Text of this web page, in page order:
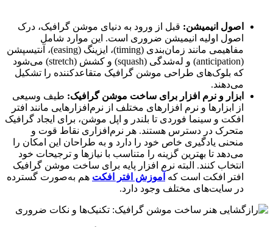
اصول انیمیشن: قبل از ورود به دنیای موشن گرافیک، درک
اصول اولیه انیمیشن ضروری است. این موارد شامل
مفاهیمی مانند زمان‌بندی (timing)، ایزینگ (easing)، آنتیسپشن
(anticipation) و له‌شدگی (squash) و کشش (stretch) می‌شود
که بلوک‌های طراحی موشن گرافیک متقاعدکننده را تشکیل
می‌دهند.
ابزار و نرم افزار برای ساخت موشن گرافیک: طیف وسیعی
از ابزارها و نرم افزارهای مختلف از نرم‌افزارهایی مانند افتر
افکت و سینما فوردی تا بلندر و اپل موشن، برای ایجاد گرافیک
متحرک در دسترس هستند. هر نرم‌افزاری نقاط قوت و
منحنی یادگیری خاص خود را دارد و به طراحان این امکان را
می‌دهد تا بهترین گزینه را متناسب با نیازها و ترجیحات خود
انتخاب کنند. البته نرم افزار پایه برای ساخت موشن گرافیک
افتر افکت است که آموزش افتر افکت هم به‌صورت گسترده
در سایت‌های مختلف وجود دارد.